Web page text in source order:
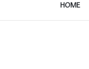
HOME